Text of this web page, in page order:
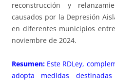
reconstrucción y
causados por la Depresión
en diferentes municipios
noviembre de 2024.
Resumen: Este RDLey,
adopta medidas